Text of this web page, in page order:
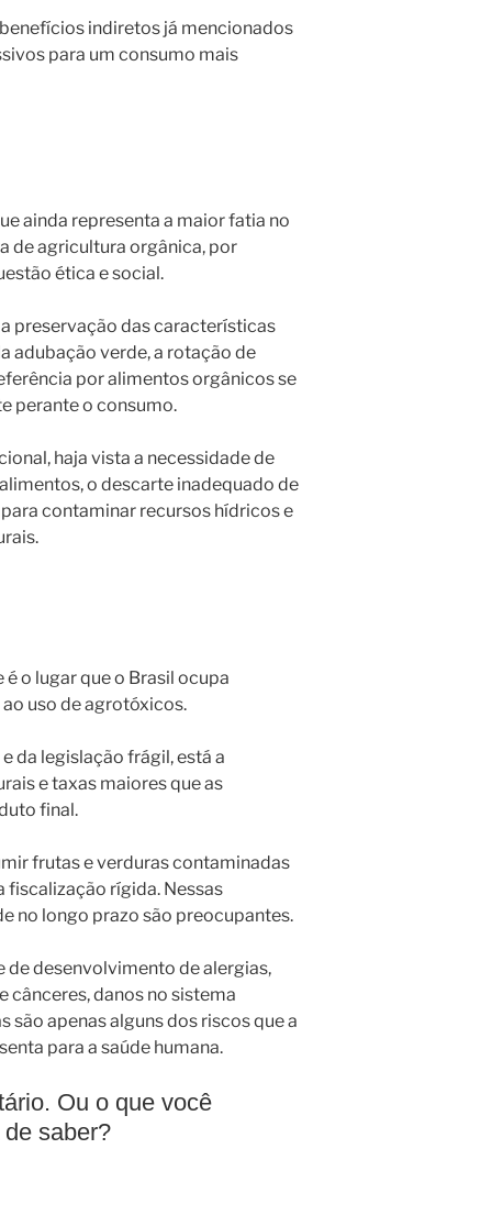
indiretos já mencionados
para um consumo mais
ainda representa a maior fatia no
de agricultura orgânica, por
ética e social.
preservação das características
adubação verde, a rotação de
por alimentos orgânicos se
perante o consumo.
haja vista a necessidade de
o descarte inadequado de
contaminar recursos hídricos e
o lugar que o Brasil ocupa
uso de agrotóxicos.
da legislação frágil, está a
e taxas maiores que as
final.
frutas e verduras contaminadas
fiscalização rígida. Nessas
no longo prazo são preocupantes.
desenvolvimento de alergias,
cânceres, danos no sistema
são apenas alguns dos riscos que a
para a saúde humana.
Ou o que você
saber?